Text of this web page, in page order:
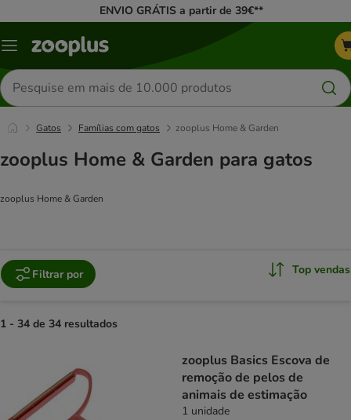
ENVIO GRÁTIS a partir de 39€**
Menu
Pesquisar
produtos
Gatos Famílias com gatos zooplus Home & Garden
zooplus Home & Garden para gatos
zooplus Home & Garden
Filtrar por Top vendas
1 - 34 de 34 resultados
zooplus Basics Escova de
remoção de pelos de
animais de estimação
1 unidade